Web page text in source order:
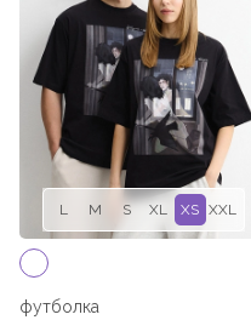
L M S XL XS XXL
футболка